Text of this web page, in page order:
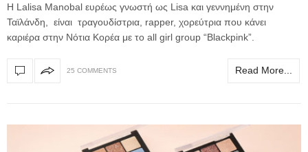
H Lalisa Manobal ευρέως γνωστή ως Lisa και γεννημένη στην
Ταϊλάνδη, είναι τραγουδίστρια, rapper, χορεύτρια που κάνει
καριέρα στην Νότια Κορέα με το all girl group “Blackpink”.
25 COMMENTS Read More...